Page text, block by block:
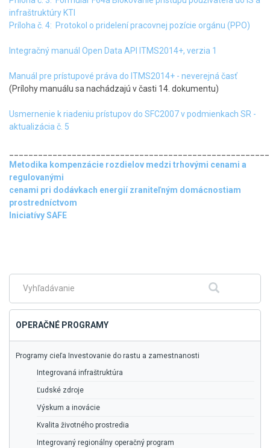
infraštruktúry KTI
Príloha č. 4: Protokol o pridelení pracovnej pozície orgánu (PPO)
Integračný manuál Open Data API ITMS2014+, verzia 1
Manuál pre prístupové práva do ITMS2014+ - neverejná časť
(Prílohy manuálu sa nachádzajú v časti 14. dokumentu)
Usmernenie k riadeniu prístupov do SFC2007 v podmienkach SR -
aktualizácia č. 5
Metodika kompenzácie rozdielov medzi trhovými cenami a
regulovanými
cenami pri dodávkach energií zraniteľným domácnostiam
prostredníctvom
Iniciatívy SAFE
hlavné
menu
Fulltextové
Hľadať
OPERAČNÉ PROGRAMY
Programy cieľa Investovanie do rastu a zamestnanosti
Integrovaná infraštruktúra
Ľudské zdroje
Výskum a inovácie
Kvalita životného prostredia
Integrovaný regionálny operačný program